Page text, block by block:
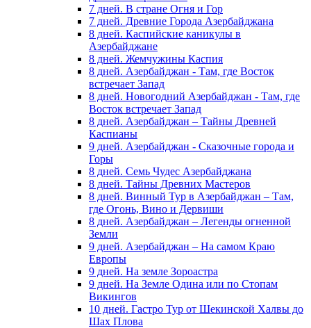
7 дней. В стране Огня и Гор
7 дней. Древние Города Азербайджана
8 дней. Каспийские каникулы в
Азербайджане
8 дней. Жемчужины Каспия
8 дней. Азербайджан - Там, где Восток
встречает Запад
8 дней. Новогодний Азербайджан - Там, где
Восток встречает Запад
8 дней. Азербайджан – Тайны Древней
Каспианы
9 дней. Азербайджан - Сказочные города и
Горы
8 дней. Семь Чудес Азербайджана
8 дней. Тайны Древних Мастеров
8 дней. Винный Тур в Азербайджан – Там,
где Огонь, Вино и Дервиши
8 дней. Азербайджан – Легенды огненной
Земли
9 дней. Азербайджан – На самом Краю
Европы
9 дней. На земле Зороастра
9 дней. На Земле Одина или по Стопам
Викингов
10 дней. Гастро Тур от Шекинской Халвы до
Шах Плова